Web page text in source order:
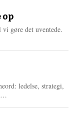
e
r
e
op
gøre det uventede.
ledelse, strategi,